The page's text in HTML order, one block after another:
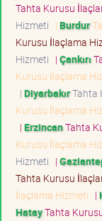
Tahta Kurusu
Hizmeti | Burdur
Kurusu İlaçlama
Hizmeti | Çankırı
Kurusu İlaçlama
| DiyarbakırTahta
Kurusu İlaçlama
| ErzincanTahta
Kurusu İlaçlama
Hizmeti |
Tahta Kurusu
İlaçlama Hizmeti |
HatayTahta